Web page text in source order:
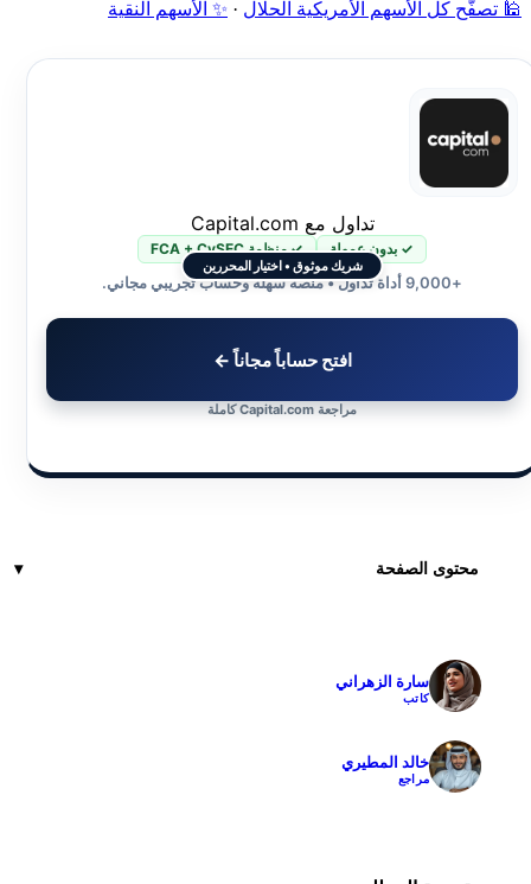
🕌 تصفّح كل الأسهم الأمريكية الحلال · ✨ الأسهم النقية
شريك موثوق • اختيار المحررين
تداول مع Capital.com
✓ بدون عمولة ✓ منظمة FCA + CySEC
+9,000 أداة تداول • منصة سهلة وحساب تجريبي مجاني.
افتح حساباً مجاناً ←
مراجعة Capital.com كاملة
محتوى الصفحة
سارة الزهراني
كاتب
خالد المطيري
مراجع